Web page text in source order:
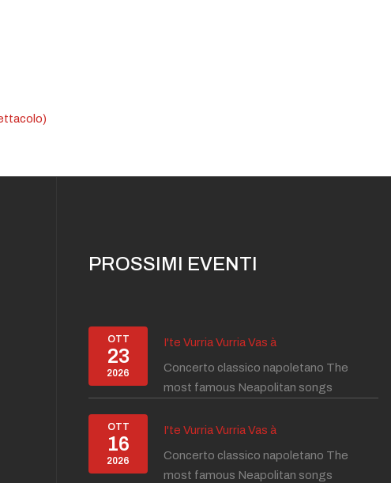
PROSSIMI EVENTI
OTT
23
2026
I'te Vurria Vurria Vas à
Concerto classico napoletano The
most famous Neapolitan songs
OTT
16
2026
I'te Vurria Vurria Vas à
Concerto classico napoletano The
most famous Neapolitan songs